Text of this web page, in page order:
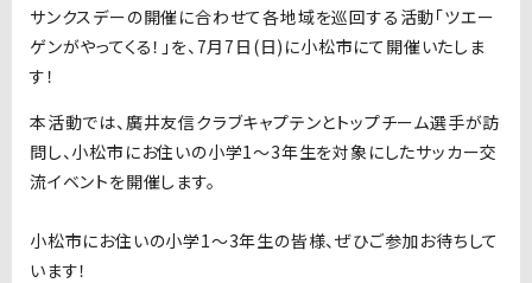
サンクスデーの開催に合わせて各地域を巡回する活動「ツエー
ゲンがやってくる！」を、7月7日 (日) に小松市にて開催いたしま
す！
本活動では、廣井友信クラブキャプテンとトップチーム選手が訪
問し、小松市にお住いの小学1～3年生を対象にしたサッカー交
流イベントを開催します。
小松市にお住いの小学1～3年生の皆様、ぜひご参加お待ちして
います！